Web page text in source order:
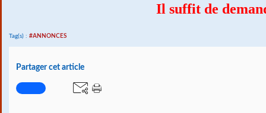
Il suffit de
Tag(s) : #ANNONCES
Partager cet article